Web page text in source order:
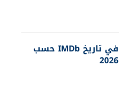
أفضل 25 فيلماً في تاريخ IMDb حسب